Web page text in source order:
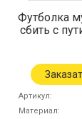
Футболка
сбить с
Артикул
Материал